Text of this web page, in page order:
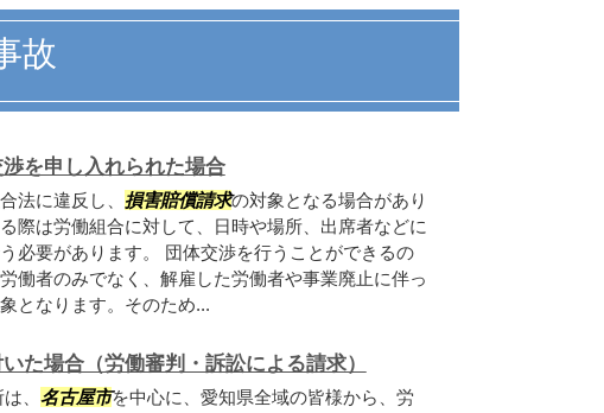
故
を申し入れられた場合
法に違反し、 損害賠償請求の対象となる場合があり
際は労働組合に対して、日時や場所、出席者などに
必要があります。 団体交渉を行うことができるの
働者のみでなく、解雇した労働者や事業廃止に伴っ
となります。そのため...
た場合（労働審判・訴訟による請求）
、 名古屋市を中心に、愛知県全域の皆様から、労